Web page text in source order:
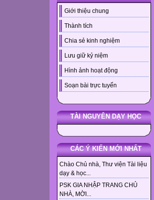
Giới thiệu chung
Thành tích
Chia sẻ kinh nghiệm
Lưu giữ kỷ niệm
Hình ảnh hoạt động
Soạn bài trực tuyến
TÀI NGUYÊN DẠY HỌC
CÁC Ý KIẾN MỚI NHẤT
Chào Chủ nhà, Thư viện Tài liệu
dạy & học...
PSK GIA NHẬP TRANG CHỦ
NHÀ, MỜI...